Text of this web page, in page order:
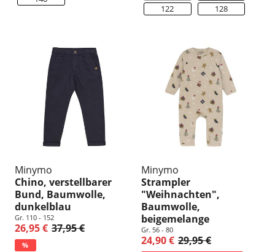
122
128
Minymo
Chino, verstellbarer
Bund, Baumwolle,
dunkelblau
Gr. 110 - 152
26,95 € 37,95 €
%
Minymo
Strampler
"Weihnachten",
Baumwolle,
beigemelange
Gr. 56 - 80
24,90 € 29,95 €